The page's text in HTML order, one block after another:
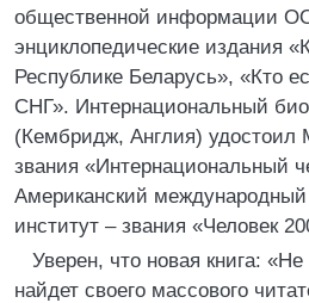
общественной информации
энциклопедические издания
Республике Беларусь», «Кто
СНГ». Интернациональный
(Кембридж, Англия) удостоил
звания «Интернациональный
Американский
институт – звания «Человек
Уверен, что новая книга:
найдет своего массового